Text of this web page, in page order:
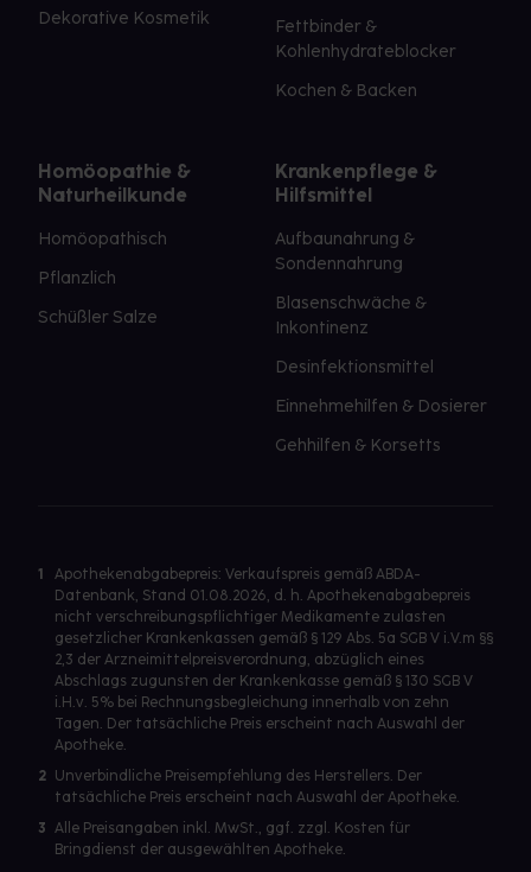
Dekorative Kosmetik
Fettbinder &
Kohlenhydrateblocker
Kochen & Backen
Homöopathie &
Naturheilkunde
Homöopathisch
Pflanzlich
Schüßler Salze
Krankenpflege &
Hilfsmittel
Aufbaunahrung &
Sondennahrung
Blasenschwäche &
Inkontinenz
Desinfektionsmittel
Einnehmehilfen & Dosierer
Gehhilfen & Korsetts
1
Apothekenabgabepreis: Verkaufspreis gemäß ABDA-
Datenbank, Stand 01.08.2026, d. h. Apothekenabgabepreis
nicht verschreibungspflichtiger Medikamente zulasten
gesetzlicher Krankenkassen gemäß § 129 Abs. 5a SGB V i.V.m §§
2,3 der Arzneimittelpreisverordnung, abzüglich eines
Abschlags zugunsten der Krankenkasse gemäß § 130 SGB V
i.H.v. 5% bei Rechnungsbegleichung innerhalb von zehn
Tagen. Der tatsächliche Preis erscheint nach Auswahl der
Apotheke.
2 Unverbindliche Preisempfehlung des Herstellers. Der
tatsächliche Preis erscheint nach Auswahl der Apotheke.
3 Alle Preisangaben inkl. MwSt., ggf. zzgl. Kosten für
Bringdienst der ausgewählten Apotheke.